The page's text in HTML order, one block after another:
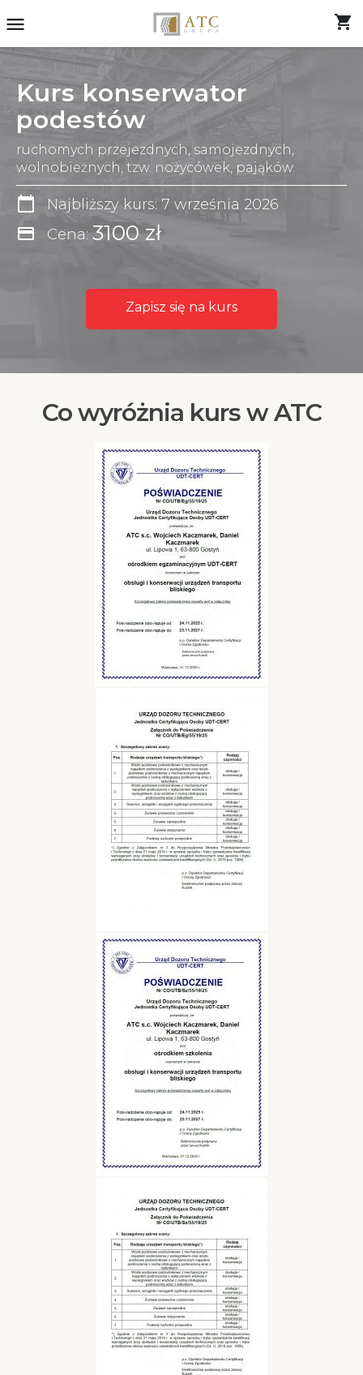
menu shopping_cart
Kurs konserwator
podestów
ruchomych przejezdnych, samojezdnych,
wolnobieżnych, tzw. nożycówek, pająków.
calendar_today Najbliższy kurs: 7 września 2026
credit_card Cena: 3100 zł
Zapisz się na kurs
Co wyróżnia kurs w ATC